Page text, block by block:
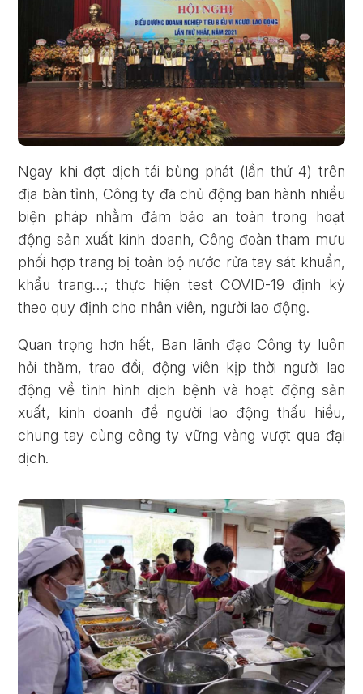
Ngay khi đợt dịch tái bùng phát (lần thứ 4) trên
địa bàn tỉnh, Công ty đã chủ động ban hành nhiều
biện pháp nhằm đảm bảo an toàn trong hoạt
động sản xuất kinh doanh, Công đoàn tham mưu
phối hợp trang bị toàn bộ nước rửa tay sát khuẩn,
khẩu trang…; thực hiện test COVID-19 định kỳ
theo quy định cho nhân viên, người lao động.
Quan trọng hơn hết, Ban lãnh đạo Công ty luôn
hỏi thăm, trao đổi, động viên kịp thời người lao
động về tình hình dịch bệnh và hoạt động sản
xuất, kinh doanh để người lao động thấu hiểu,
chung tay cùng công ty vững vàng vượt qua đại
dịch.